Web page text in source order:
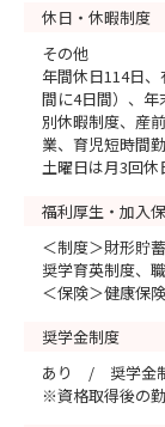
休日・休暇制度
その他
年間休日114日
間に4日間）、
別休暇制度、産
業、育児短時間
土曜日は月3回休
福利厚生・加入
＜制度＞財形貯
奨学育英制度、
＜保険＞健康保
奨学金制度
あり / 奨学金制
※資格取得後の